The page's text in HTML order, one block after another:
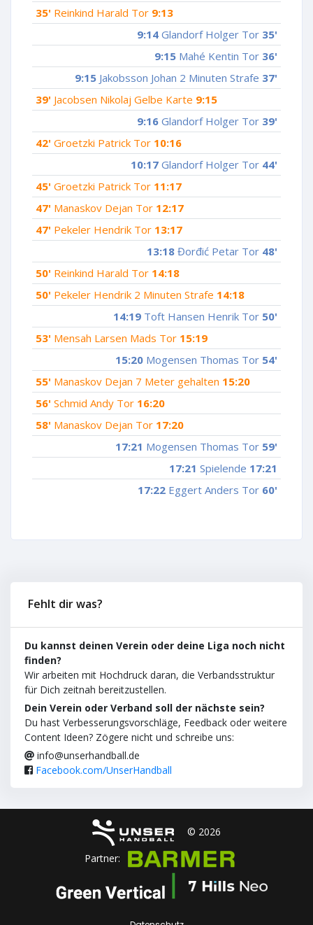
35' Reinkind Harald Tor 9:13
9:14 Glandorf Holger Tor 35'
9:15 Mahé Kentin Tor 36'
9:15 Jakobsson Johan 2 Minuten Strafe 37'
39' Jacobsen Nikolaj Gelbe Karte 9:15
9:16 Glandorf Holger Tor 39'
42' Groetzki Patrick Tor 10:16
10:17 Glandorf Holger Tor 44'
45' Groetzki Patrick Tor 11:17
47' Manaskov Dejan Tor 12:17
47' Pekeler Hendrik Tor 13:17
13:18 Đorđić Petar Tor 48'
50' Reinkind Harald Tor 14:18
50' Pekeler Hendrik 2 Minuten Strafe 14:18
14:19 Toft Hansen Henrik Tor 50'
53' Mensah Larsen Mads Tor 15:19
15:20 Mogensen Thomas Tor 54'
55' Manaskov Dejan 7 Meter gehalten 15:20
56' Schmid Andy Tor 16:20
58' Manaskov Dejan Tor 17:20
17:21 Mogensen Thomas Tor 59'
17:21 Spielende 17:21
17:22 Eggert Anders Tor 60'
Fehlt dir was?
Du kannst deinen Verein oder deine Liga noch nicht
finden?
Wir arbeiten mit Hochdruck daran, die Verbandsstruktur
für Dich zeitnah bereitzustellen.
Dein Verein oder Verband soll der nächste sein?
Du hast Verbesserungsvorschläge, Feedback oder weitere
Content Ideen? Zögere nicht und schreibe uns:
info@unserhandball.de
Facebook.com/UnserHandball
© 2026
Partner: